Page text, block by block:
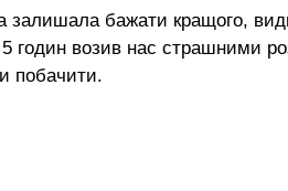
залишала бажати кращого,
годин возив нас страшними
побачити.